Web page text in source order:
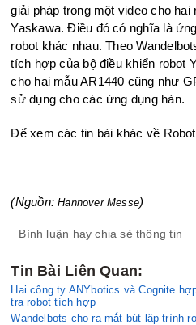
giải pháp trong một video cho
Yaskawa. Điều đó có nghĩa là
robot khác nhau. Theo
tích hợp của bộ điều khiển robot
cho hai mẫu AR1440 cũng như
sử dụng cho các ứng dụng hàn.
Để xem các tin bài khác về
(Nguồn: Hannover Messe)
Bình luận hay chia sẻ thông tin
Tin Bài Liên Quan:
Hai công ty ANYbotics và Cognite
tra robot tích hợp
Wandelbots cho ra mắt bút lập trình